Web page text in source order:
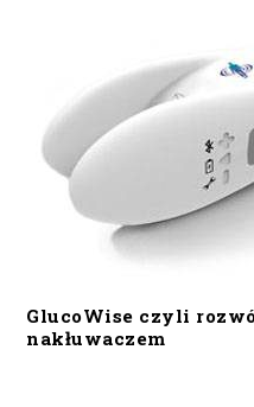
GlucoWise czyli
nakłuwaczem